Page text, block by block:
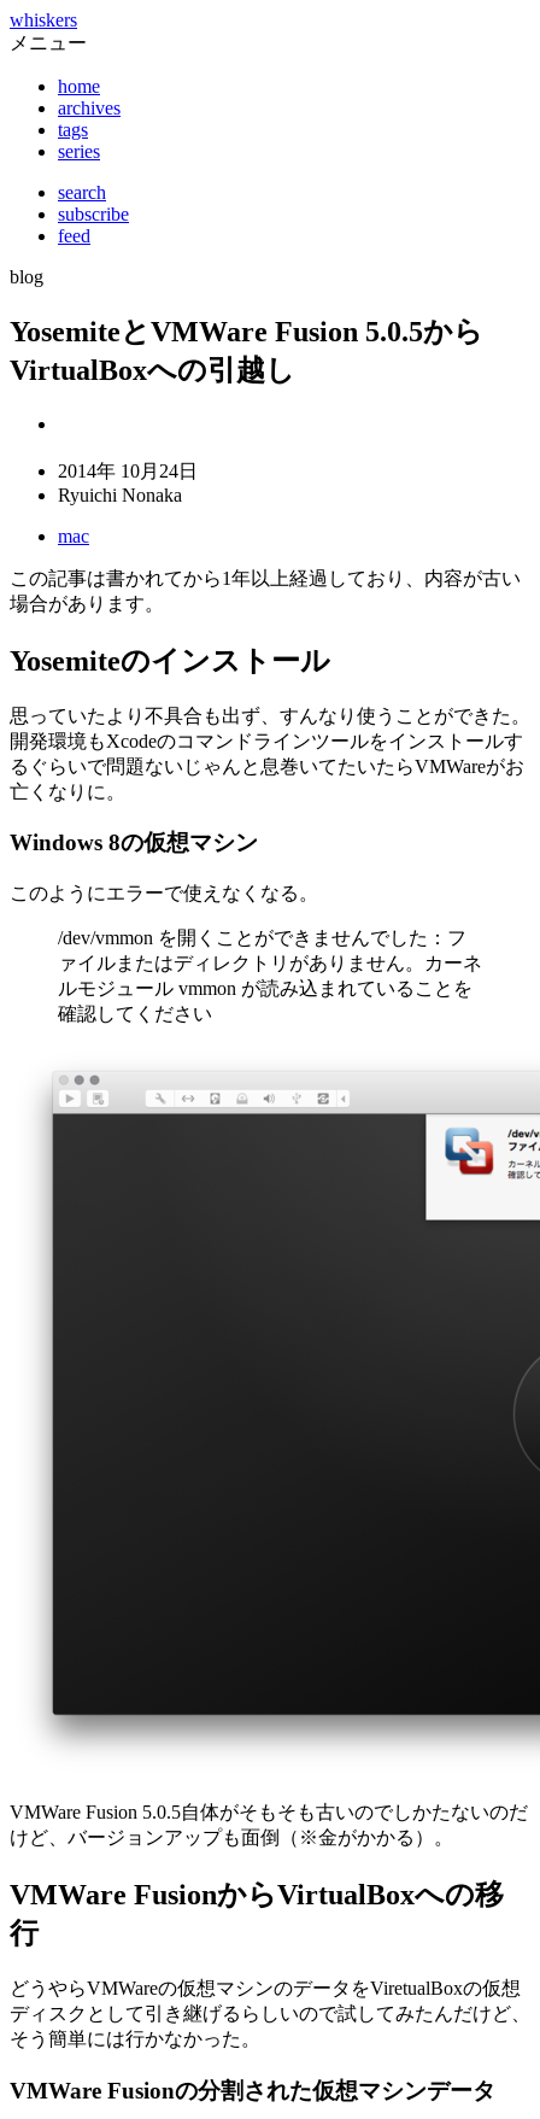
whiskers
メニュー
home
archives
tags
series
search
subscribe
feed
blog
YosemiteとVMWare Fusion 5.0.5から
VirtualBoxへの引越し
2014年 10月24日
Ryuichi Nonaka
mac
この記事は書かれてから1年以上経過しており、内容が古い
場合があります。
Yosemiteのインストール
思っていたより不具合も出ず、すんなり使うことができた。
開発環境もXcodeのコマンドラインツールをインストールす
るぐらいで問題ないじゃんと息巻いてたいたらVMWareがお
亡くなりに。
Windows 8の仮想マシン
このようにエラーで使えなくなる。
/dev/vmmon を開くことができませんでした：フ
ァイルまたはディレクトリがありません。カーネ
ルモジュール vmmon が読み込まれていることを
確認してください
VMWare Fusion 5.0.5自体がそもそも古いのでしかたないのだ
けど、バージョンアップも面倒（※金がかかる）。
VMWare FusionからVirtualBoxへの移
行
どうやらVMWareの仮想マシンのデータをViretualBoxの仮想
ディスクとして引き継げるらしいので試してみたんだけど、
そう簡単には行かなかった。
VMWare Fusionの分割された仮想マシンデータ